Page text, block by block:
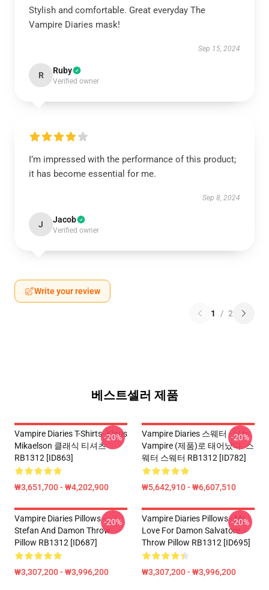
Stylish and comfortable. Great everyday The
Vampire Diaries mask!
Sep 15, 2024
R Ruby
Verified owner
I’m impressed with the performance of this product;
it has become essential for me.
Sep 8, 2024
J Jacob
Verified owner
Write your review
1 / 2
베스트셀러 제품
Vampire Diaries T-Shirts- Klaus
Mikaelson 클래식 티셔츠
RB1312 [ID863]
₩3,651,700 - ₩4,202,900
-20%
Vampire Diaries 스웨터 - 나는
Vampire (제품)로 태어났다. 스
웨터 스웨터 RB1312 [ID782]
₩5,642,910 - ₩6,607,510
-20%
Vampire Diaries Pillows -
Stefan And Damon Throw
Pillow RB1312 [ID687]
₩3,307,200 - ₩3,996,200
-20%
Vampire Diaries Pillows - My
Love For Damon Salvatore
Throw Pillow RB1312 [ID695]
₩3,307,200 - ₩3,996,200
-20%